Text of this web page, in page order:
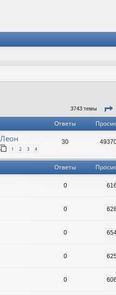
3743 темы
Ответы
1 2 3 4
30
Ответы
0 616
0
0
0
0 606